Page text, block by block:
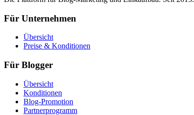
Für Unternehmen
Übersicht
Preise & Konditionen
Für Blogger
Übersicht
Konditionen
Blog-Promotion
Partnerprogramm